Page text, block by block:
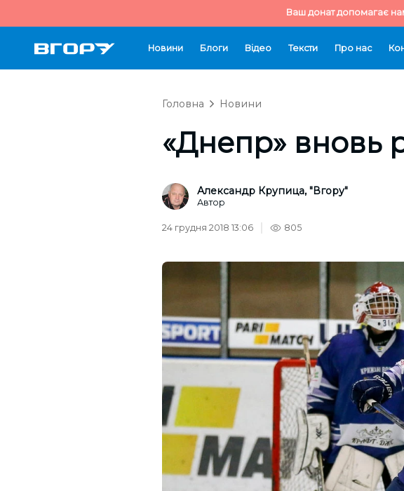
Ваш донат допомагає
Новини Блоги Відео Тексти Про нас
Головна Новини
«Днепр» вновь
Александр Крупица, "Вгору"
Автор
24 грудня 2018 13:06 805